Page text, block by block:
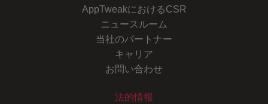
AppTweakにおけるCSR
ニュースルーム
当社のパートナー
キャリア
お問い合わせ
法的情報